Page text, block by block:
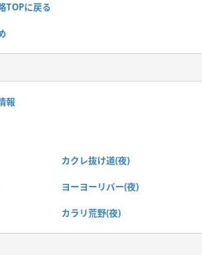
TOPに戻る
報
カクレ抜け道(夜)
ヨーヨーリバー(夜)
カラリ荒野(夜)